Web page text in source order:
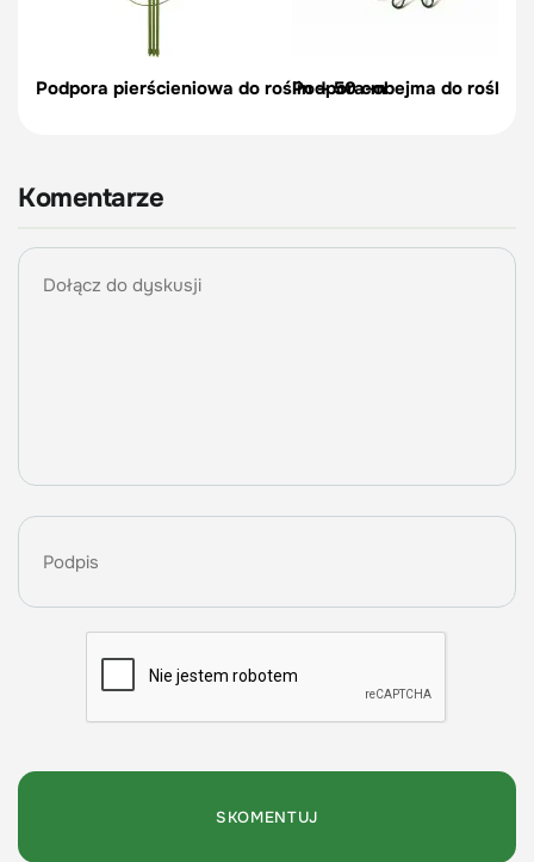
Podpora pierścieniowa do roślin – 50 cmPodpora-obejma do roślin,
Komentarze